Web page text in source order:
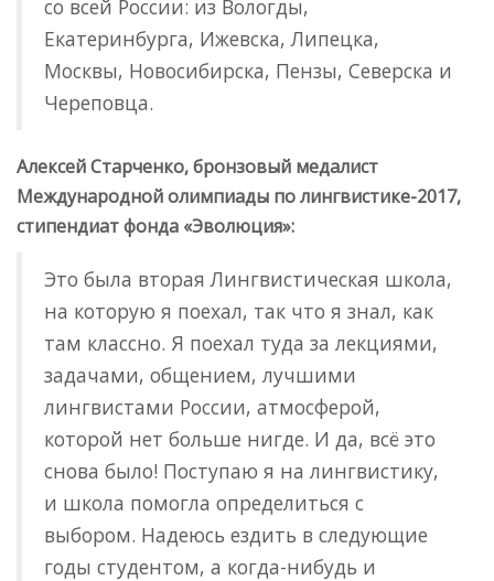
со всей России: из Вологды,
Екатеринбурга, Ижевска, Липецка,
Москвы, Новосибирска, Пензы, Северска и
Череповца.
Алексей Старченко, бронзовый медалист
Международной олимпиады по лингвистике-2017,
стипендиат фонда «Эволюция»:
Это была вторая Лингвистическая школа,
на которую я поехал, так что я знал, как
там классно. Я поехал туда за лекциями,
задачами, общением, лучшими
лингвистами России, атмосферой,
которой нет больше нигде. И да, всё это
снова было! Поступаю я на лингвистику,
и школа помогла определиться с
выбором. Надеюсь ездить в следующие
годы студентом, а когда-нибудь и